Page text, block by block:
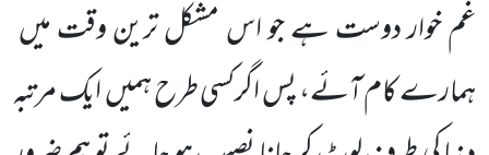
غم خوار دوست ہے جو اس مشکل ترین وقت میں
ہمارے کام آئے، پس اگرکسی طرح ہمیںایک مرتبہ